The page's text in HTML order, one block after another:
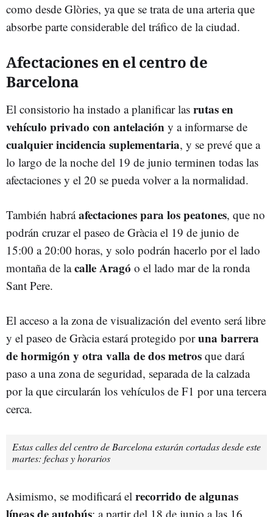
como desde Glòries, ya que se trata de una arteria que
absorbe parte considerable del tráfico de la ciudad.
Afectaciones en el centro de
Barcelona
El consistorio ha instado a planificar las rutas en
vehículo privado con antelación y a informarse de
cualquier incidencia suplementaria, y se prevé que a
lo largo de la noche del 19 de junio terminen todas las
afectaciones y el 20 se pueda volver a la normalidad.
También habráafectaciones para los peatones, que no
podrán cruzar el paseo de Gràcia el 19 de junio de
15:00 a 20:00 horas, y solo podrán hacerlo por el lado
montaña de lacalle Aragó o el lado mar de la ronda
Sant Pere.
El acceso a la zona de visualización del evento será libre
y el paseo de Gràcia estará protegido poruna barrera
de hormigón y otra valla de dos metros que dará
paso a una zona de seguridad, separada de la calzada
por la que circularán los vehículos de F1 por una tercera
cerca.
Estas calles del centro de Barcelona estarán cortadas desde este
martes: fechas y horarios
Asimismo, se modificará el recorrido de algunas
líneas de autobús: a partir del 18 de junio a las 16